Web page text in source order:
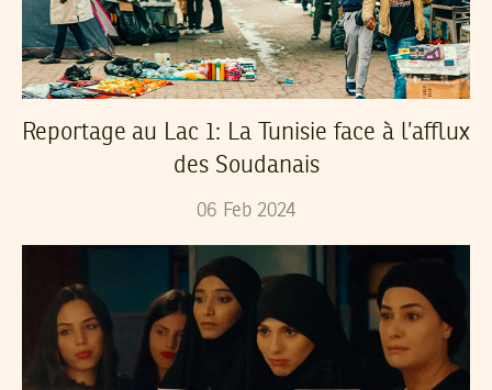
Reportage au Lac 1: La Tunisie face à l’afflux
des Soudanais
06 Feb 2024